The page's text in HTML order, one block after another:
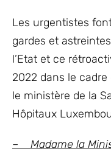
Les urgentistes
gardes et
l’Etat et ce
2022 dans le
le ministère de la
Hôpitaux
– Madame la